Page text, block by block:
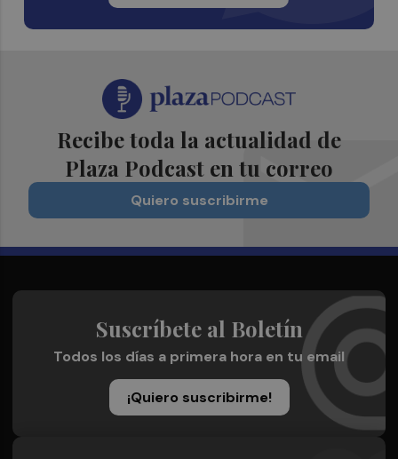
Recibe toda la actualidad de
Plaza Podcast en tu correo
Quiero suscribirme
Suscríbete al Boletín
Todos los días a primera hora en tu email
¡Quiero suscribirme!